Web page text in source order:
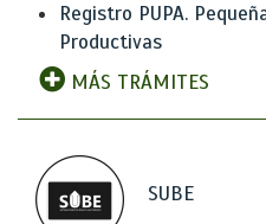
Registro PUPA.
Productivas
MÁS TRÁMITES
SUBE